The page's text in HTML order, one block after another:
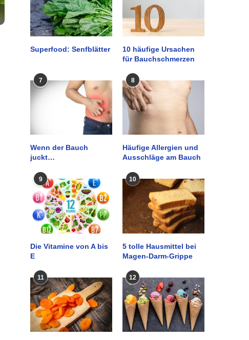
Superfood: Senfblätter
10 häufige Ursachen
für Bauchschmerzen
7
Wenn der Bauch
juckt…
8
Häufige Allergien und
Ausschläge am Bauch
9
Die Vitamine von A bis
E
10
5 tolle Hausmittel bei
Magen-Darm-Grippe
11 12